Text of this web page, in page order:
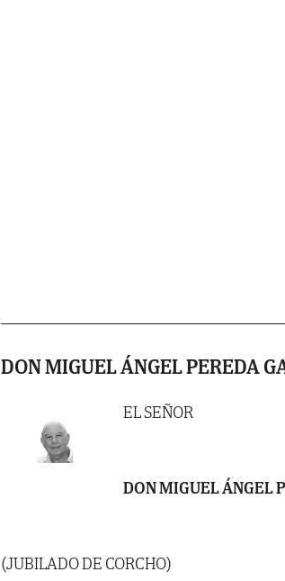
DON MIGUEL ÁNGEL PEREDA
EL SEÑOR
DON MIGUEL ÁNGEL
(JUBILADO DE CORCHO)